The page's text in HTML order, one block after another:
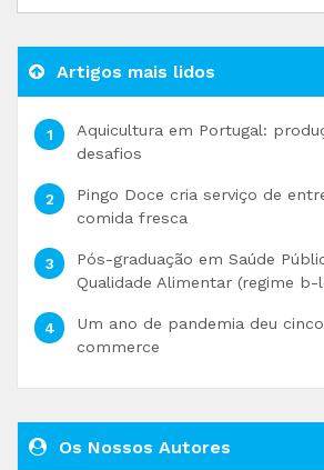
Artigos mais lidos
Aquicultura em Portugal:
desafios
Pingo Doce cria serviço de
comida fresca
Pós-graduação em Saúde
Qualidade Alimentar (regime b-
Um ano de pandemia deu
commerce
Os Nossos Autores